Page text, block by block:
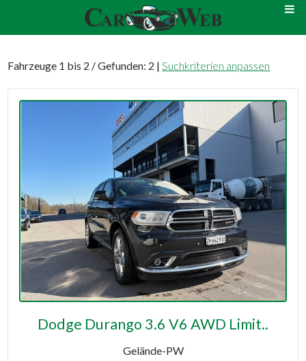
Fahrzeuge 1 bis 2 / Gefunden: 2 |Suchkriterien anpassen
Dodge Durango 3.6 V6 AWD Limit..
Gelände-PW